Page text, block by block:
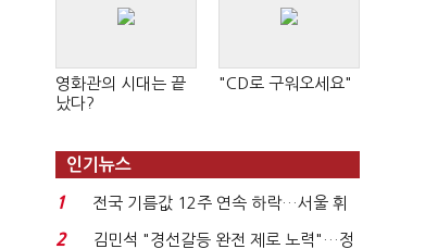
영화관의 시대는 끝
났다?
"CD로 구워오세요"
인기뉴스
1
전국 기름값 12주 연속 하락…서울 휘
발윳값 1909원...
2
김민석 "경선갈등 완전 제로 노력"…정